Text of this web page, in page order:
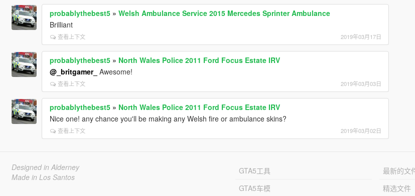
probablythebest5» Welsh Ambulance Service 2015 Mercedes Sprinter Ambulance
Brilliant
查看上下文 2019年03月17日
probablythebest5» North Wales Police 2011 Ford Focus Estate IRV
@_britgamer_ Awesome!
查看上下文 2019年03月03日
probablythebest5» North Wales Police 2011 Ford Focus Estate IRV
Nice one! any chance you'll be making any Welsh fire or ambulance skins?
查看上下文 2019年03月02日
Designed in Alderney
Made in Los Santos
GTA5工具
GTA5车模
最新的文
精选文件